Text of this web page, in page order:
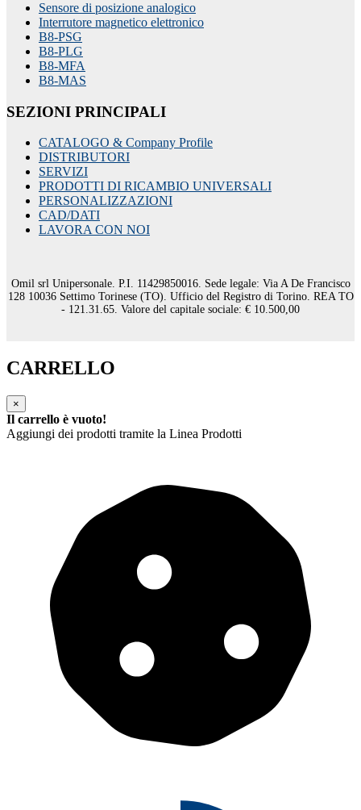
Sensore di posizione analogico
Interrutore magnetico elettronico
B8-PSG
B8-PLG
B8-MFA
B8-MAS
SEZIONI PRINCIPALI
CATALOGO & Company Profile
DISTRIBUTORI
SERVIZI
PRODOTTI DI RICAMBIO UNIVERSALI
PERSONALIZZAZIONI
CAD/DATI
LAVORA CON NOI
Omil srl Unipersonale. P.I. 11429850016. Sede legale: Via A De Francisco
128 10036 Settimo Torinese (TO). Ufficio del Registro di Torino. REA TO
- 121.31.65. Valore del capitale sociale: € 10.500,00
CARRELLO
×
Il carrello è vuoto!
Aggiungi dei prodotti tramite la Linea Prodotti